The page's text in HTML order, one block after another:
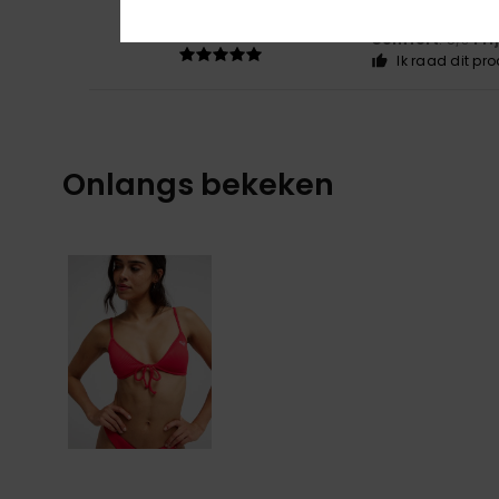
Comfort: 5/5
Ik raad dit
Onlangs bekeken